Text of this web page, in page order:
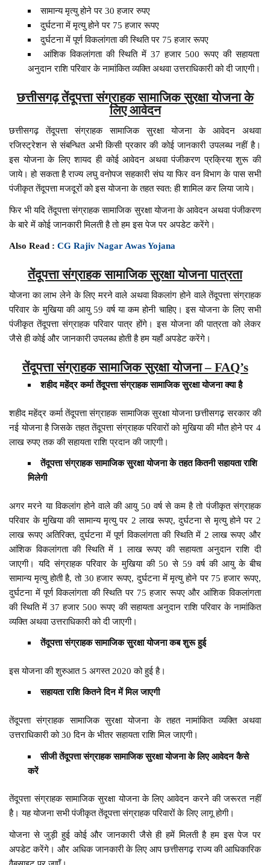
सामान्य मृत्यु होने पर 30 हजार रुपए
दुर्घटना में मृत्यु होने पर 75 हजार रूपए
दुर्घटना में पूर्ण विकलांगता की स्थिति पर 75 हजार रूपए
आंशिक विकलांगता की स्थिति में 37 हजार 500 रूपए की सहायता
अनुदान राशि परिवार के नामांकित व्यक्ति अथवा उत्तराधिकारी को दी जाएगी।
छत्तीसगढ़ तेंदूपत्ता संग्राहक सामाजिक सुरक्षा योजना के
लिए आवेदन
छत्तीसगढ़ तेंदूपत्ता संग्राहक सामाजिक सुरक्षा योजना के आवेदन अथवा
रजिस्ट्रेशन से संबन्धित अभी किसी प्रकार की कोई जानकारी उपलब्ध नहीं है।
इस योजना के लिए शायद ही कोई आवेदन अथवा पंजीकरण प्रक्रिया शुरू की
जाये। हो सकता है राज्य लघु वनोपज सहकारी संघ या फिर वन विभाग के पास सभी
पंजीकृत तेंदूपत्ता मजदूरों को इस योजना के तहत स्वत: ही शामिल कर लिया जाये।
फिर भी यदि तेंदूपत्ता संग्राहक सामाजिक सुरक्षा योजना के आवेदन अथवा पंजीकरण
के बारे में कोई जानकारी मिलती है तो हम इस पेज पर अपडेट करेंगे।
Also Read :CG Rajiv Nagar Awas Yojana
तेंदूपत्ता संग्राहक सामाजिक सुरक्षा योजना पात्रता
योजना का लाभ लेने के लिए मरने वाले अथवा विकलांग होने वाले तेंदूपत्ता संग्राहक
परिवार के मुखिया की आयु 59 वर्ष या कम होनी चाहिए। इस योजना के लिए सभी
पंजीकृत तेंदूपत्ता संग्राहक परिवार पात्र होंगे। इस योजना की पात्रता को लेकर
जैसे ही कोई और जानकारी उपलब्ध होती है हम यहाँ अपडेट करेंगे।
तेंदूपत्ता संग्राहक सामाजिक सुरक्षा योजना – FAQ’s
शहीद महेंद्र कर्मा तेंदूपत्ता संग्राहक सामाजिक सुरक्षा योजना क्या है
शहीद महेंद्र कर्मा तेंदूपत्ता संग्राहक सामाजिक सुरक्षा योजना छत्तीसगढ़ सरकार की
नई योजना है जिसके तहत तेंदूपत्ता संग्राहक परिवारों को मुखिया की मौत होने पर 4
लाख रुपए तक की सहायता राशि प्रदान की जाएगी।
तेंदूपत्ता संग्राहक सामाजिक सुरक्षा योजना के तहत कितनी सहायता राशि
मिलेगी
अगर मरने या विकलांग होने वाले की आयु 50 वर्ष से कम है तो पंजीकृत संग्राहक
परिवार के मुखिया की सामान्य मृत्यु पर 2 लाख रूपए, दुर्घटना से मृत्यु होने पर 2
लाख रूपए अतिरिक्त, दुर्घटना में पूर्ण विकलांगता की स्थिति में 2 लाख रूपए और
आंशिक विकलांगता की स्थिति में 1 लाख रूपए की सहायता अनुदान राशि दी
जाएगी। यदि संग्राहक परिवार के मुखिया की 50 से 59 वर्ष की आयु के बीच
सामान्य मृत्यु होती है, तो 30 हजार रूपए, दुर्घटना में मृत्यु होने पर 75 हजार रूपए,
दुर्घटना में पूर्ण विकलांगता की स्थिति पर 75 हजार रूपए और आंशिक विकलांगता
की स्थिति में 37 हजार 500 रूपए की सहायता अनुदान राशि परिवार के नामांकित
व्यक्ति अथवा उत्तराधिकारी को दी जाएगी।
तेंदूपत्ता संग्राहक सामाजिक सुरक्षा योजना कब शुरू हुई
इस योजना की शुरुआत 5 अगस्त 2020 को हुई है।
सहायता राशि कितने दिन में मिल जाएगी
तेंदूपत्ता संग्राहक सामाजिक सुरक्षा योजना के तहत नामांकित व्यक्ति अथवा
उत्तराधिकारी को 30 दिन के भीतर सहायता राशि मिल जाएगी।
सीजी तेंदूपत्ता संग्राहक सामाजिक सुरक्षा योजना के लिए आवेदन कैसे
करें
तेंदूपत्ता संग्राहक सामाजिक सुरक्षा योजना के लिए आवेदन करने की जरूरत नहीं
है। यह योजना सभी पंजीकृत तेंदूपत्ता संग्राहक परिवारों के लिए लागू होगी।
योजना से जुड़ी हुई कोई और जानकारी जैसे ही हमें मिलती है हम इस पेज पर
अपडेट करेंगे। और अधिक जानकारी के लिए आप छत्तीसगढ़ राज्य की आधिकारिक